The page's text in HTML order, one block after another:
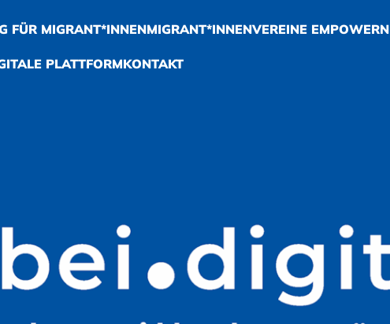
FÜR MIGRANT*INNENMIGRANT*INNENVEREINE EMPOWERN
PLATTFORMKONTAKT